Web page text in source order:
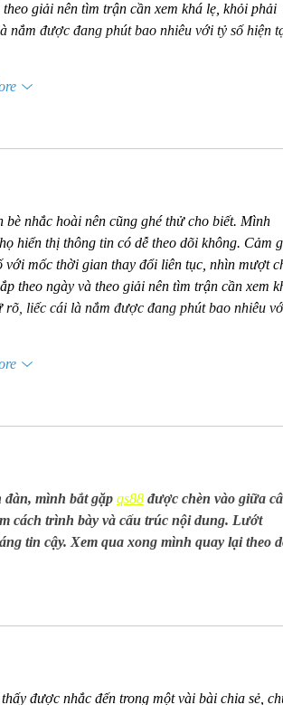
giải nên tìm trận cần xem khá lẹ, khỏi phải
được đang phút bao nhiêu với tỷ số hiện
bè nhắc hoài nên cũng ghé thử cho biết. Mình
hiển thị thông tin có dễ theo dõi không. Cảm
với mốc thời gian thay đổi liên tục, nhìn mượt
theo ngày và theo giải nên tìm trận cần xem
liếc cái là nắm được đang phút bao nhiêu
mình bắt gặp qs88 được chèn vào giữa
cách trình bày và cấu trúc nội dung. Lướt
tin cậy. Xem qua xong mình quay lại theo
được nhắc đến trong một vài bài chia sẻ,